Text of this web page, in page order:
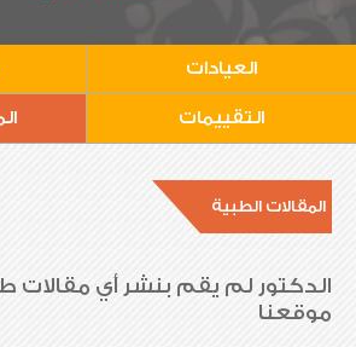
العيادات
التقييمات
المقالات الطبية
الدكتور لم يقم بنشر أي مقالات
موقعنا